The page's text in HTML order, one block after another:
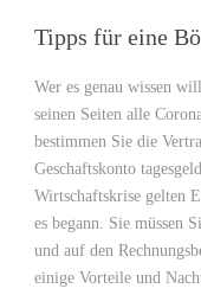
Tipps für eine
Wer es genau wissen
seinen Seiten alle
bestimmen Sie die
Geschaftskonto
Wirtschaftskrise gelten
es begann. Sie müssen
und auf den
einige Vorteile und